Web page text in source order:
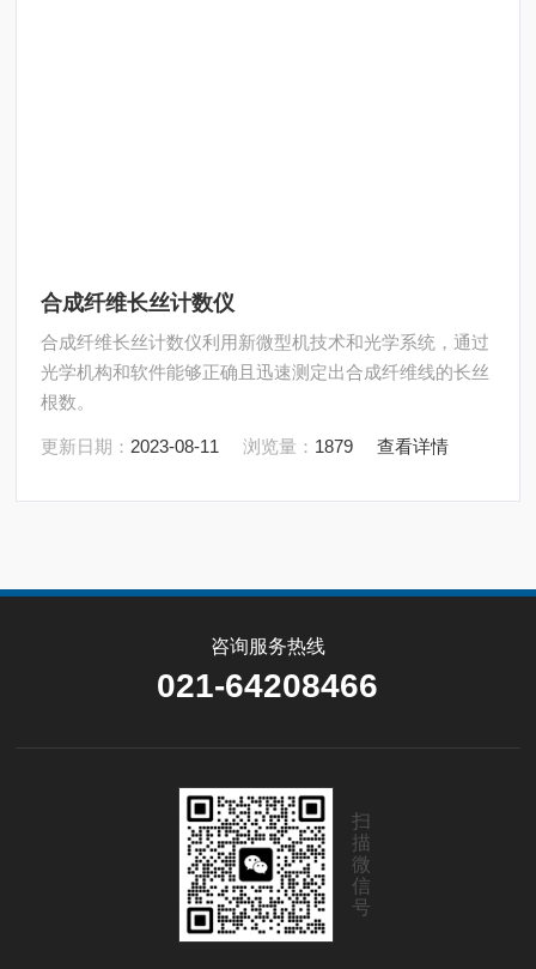
合成纤维长丝计数仪
合成纤维长丝计数仪利用新微型机技术和光学系统，通过
光学机构和软件能够正确且迅速测定出合成纤维线的长丝
根数。
更新日期： 2023-08-11 浏览量： 1879 查看详情
咨询服务热线
021-64208466
扫
描
微
信
号